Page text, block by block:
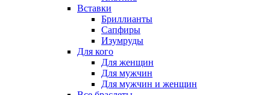
Вставки
Бриллианты
Сапфиры
Изумруды
Для кого
Для женщин
Для мужчин
Для мужчин и женщин